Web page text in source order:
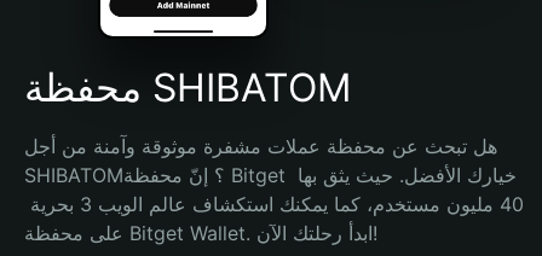
Español (Argentina)
محفظة SHIBATOM
هل تبحث عن محفظة عملات مشفرة موثوقة وآمنة من أجل
SHIBATOM؟ إنّ محفظة Bitget خيارك الأفضل. حيث يثق بها
على محفظة Bitget Wallet. ابدأ رحلتك الآن!